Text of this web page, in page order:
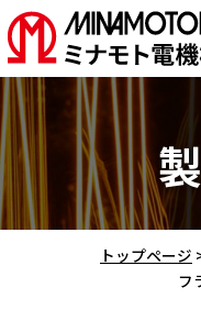
トップページ
フ